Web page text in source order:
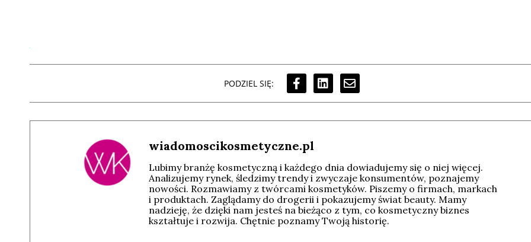
PODZIEL SIĘ:
wiadomoscikosmetyczne.pl
Lubimy branżę kosmetyczną i każdego dnia dowiadujemy się o niej więcej.
Analizujemy rynek, śledzimy trendy i zwyczaje konsumentów, poznajemy
nowości. Rozmawiamy z twórcami kosmetyków. Piszemy o firmach, markach
i produktach. Zaglądamy do drogerii i pokazujemy świat beauty. Mamy
nadzieję, że dzięki nam jesteś na bieżąco z tym, co kosmetyczny biznes
kształtuje i rozwija. Chętnie poznamy Twoją historię.